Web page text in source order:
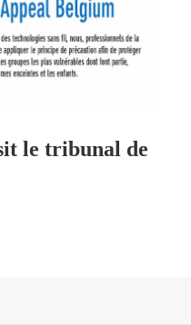
le tribunal de
de la Commission